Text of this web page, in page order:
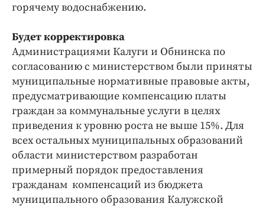
горячему водоснабжению.
Будет корректировка
Администрациями Калуги и Обнинска по
согласованию с министерством были приняты
муниципальные нормативные правовые акты,
предусматривающие компенсацию платы
граждан за коммунальные услуги в целях
приведения к уровню роста не выше 15%. Для
всех остальных муниципальных образований
области министерством разработан
примерный порядок предоставления
гражданам компенсаций из бюджета
муниципального образования Калужской